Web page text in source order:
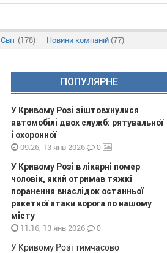
Світ (178) Новини компаній (77)
ПОПУЛЯРНЕ
У Кривому Розі зіштовхнулися
автомобілі двох служб: рятувальної
і охоронної
09:26, 13 янв 2026 0
У Кривому Розі в лікарні помер
чоловік, який отримав тяжкі
поранення внаслідок останньої
ракетної атаки ворога по нашому
місту
11:16, 13 янв 2026 0
У Кривому Розі тимчасово